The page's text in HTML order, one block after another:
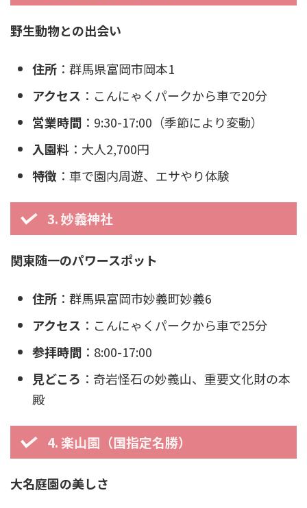
野生動物との出会い
住所 ：群馬県富岡市岡本1
アクセス ：こんにゃくパークから車で20分
営業時間 ：9:30-17:00（季節により変動）
入園料 ：大人2,700円
特徴 ：車で園内周遊、エサやり体験
3. 妙義神社
関東随一のパワースポット
住所 ：群馬県富岡市妙義町妙義6
アクセス ：こんにゃくパークから車で25分
参拝時間 ：8:00-17:00
見どころ ：奇岩怪石の妙義山、重要文化財の本
殿
4. 楽山園（国指定名勝）
大名庭園の美しさ